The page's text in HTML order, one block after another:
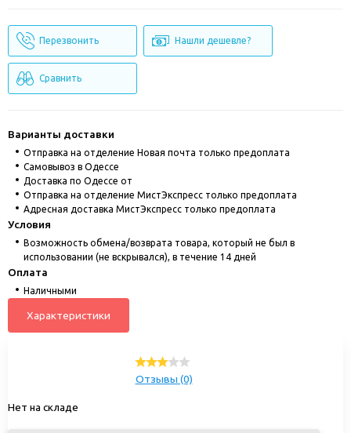
Перезвонить Нашли дешевле?
Сравнить
Варианты доставки
Отправка на отделение Новая почта только предоплата
Cамовывоз в Одессе
Доставка по Одессе от
Отправка на отделение МистЭкспресс только предоплата
Адресная доставка МистЭкспресс только предоплата
Условия
Возможность обмена/возврата товара, который не был в
использовании (не вскрывался), в течение 14 дней
Оплата
Наличными
Характеристики
Отзывы (0)
Нет на складе